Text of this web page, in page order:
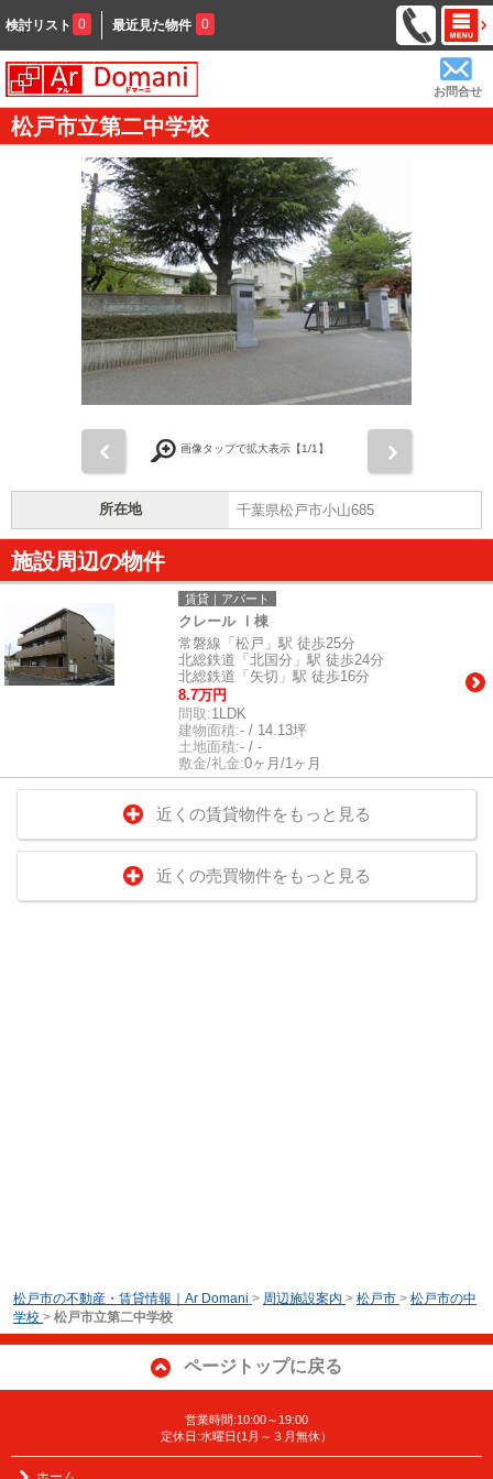
検討リスト 0 最近見た物件 0
お問合せ
松戸市立第二中学校
画像タップで拡大表示【1/1】
所在地 千葉県松戸市小山685
施設周辺の物件
賃貸｜アパート
クレール Ⅰ棟
常磐線「松戸」駅 徒歩25分
北総鉄道「北国分」駅 徒歩24分
北総鉄道「矢切」駅 徒歩16分
8.7万円
間取:1LDK
建物面積:- / 14.13坪
土地面積:- / -
敷金/礼金:0ヶ月/1ヶ月
近くの賃貸物件をもっと見る
近くの売買物件をもっと見る
松戸市の不動産・賃貸情報｜Ar Domani > 周辺施設案内 > 松戸市 > 松戸市の中
学校 > 松戸市立第二中学校
ページトップに戻る
営業時間:10:00～19:00
定休日:水曜日(1月～３月無休）